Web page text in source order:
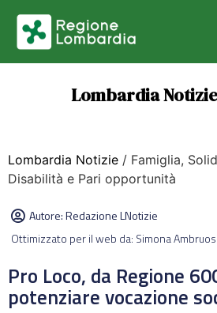
Lombardia Notizie
Lombardia Notizie / Famiglia,
Disabilità e Pari opportunità
Autore:Redazione LNotizie
Ottimizzato per il web da: Simona Ambruosi
Pro Loco, da Regione
potenziare vocazione